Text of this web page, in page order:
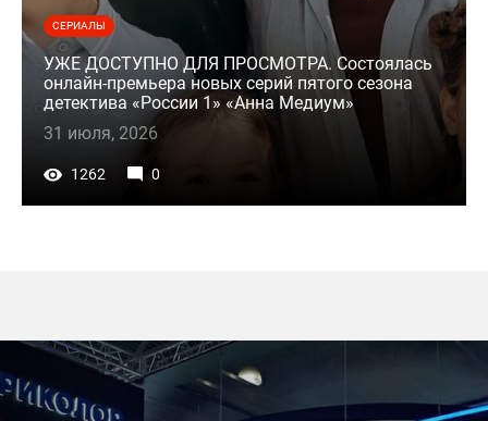
СЕРИАЛЫ
УЖЕ ДОСТУПНО ДЛЯ ПРОСМОТРА. Состоялась
онлайн-премьера новых серий пятого сезона
детектива «России 1» «Анна Медиум»
31 июля, 2026
1262 0